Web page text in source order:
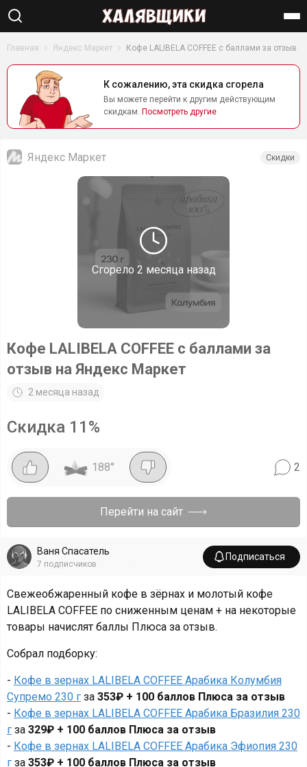
Найти
Главная Яндекс Маркет Кофе LALIBELA COFFEE с баллами за отзыв
К сожалению, эта скидка сгорела
Вы можете перейти к другим действующим
скидкам. Посмотреть другие
Сгорело 2 месяца назад
Яндекс Маркет Скидки
Кофе LALIBELA COFFEE с баллами за
отзыв на Яндекс Маркет
2 месяца назад
Скидка 11 %
188° 2
Перейти на сайт
Ваня Спасатель
7 подписчиков
Подписаться
Свежеобжаренный кофе в зёрнах и молотый кофе
LALIBELA COFFEE по сниженным ценам + на некоторые
товары начислят баллы Плюса за отзыв.
Собрал подборку:
- Кофе в зернах LALIBELA COFFEE Арабика Колумбия
Супремо 230 г за 353₽ + 100 баллов Плюса за отзыв
- Кофе в зернах LALIBELA COFFEE Арабика Бразилия 230
г за 329₽ + 100 баллов Плюса за отзыв
- Кофе в зернах LALIBELA COFFEE Арабика Эфиопия 230
г за 353₽ + 100 баллов Плюса за отзыв